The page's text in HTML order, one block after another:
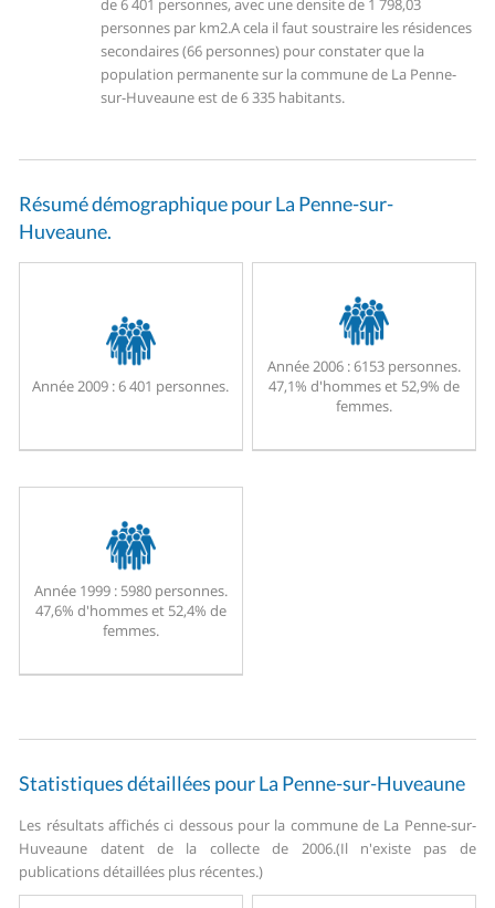
de 6 401 personnes, avec une densite de 1 798,03
personnes par km2.A cela il faut soustraire les résidences
secondaires (66 personnes) pour constater que la
population permanente sur la commune de La Penne-
sur-Huveaune est de 6 335 habitants.
Résumé démographique pour La Penne-sur-
Huveaune.
Année 2009 :6 401 personnes.
Année 2006 :6153 personnes.
47,1% d'hommes et 52,9% de
femmes.
Année 1999 :5980 personnes.
47,6% d'hommes et 52,4% de
femmes.
Statistiques détaillées pour La Penne-sur-Huveaune
Les résultats affichés ci dessous pour la commune de La Penne-sur-
Huveaune datent de la collecte de 2006.(Il n'existe pas de
publications détaillées plus récentes.)